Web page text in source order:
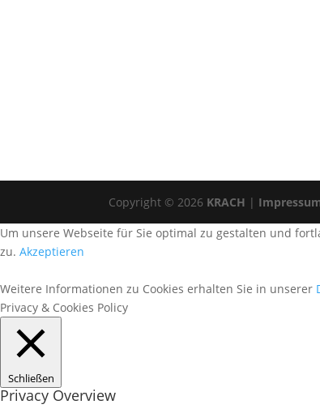
Copyright © 2026 KRACH |
Um unsere Webseite für Sie optimal zu gestalten und
zu. Akzeptieren
Weitere Informationen zu Cookies erhalten Sie in unserer
Privacy & Cookies Policy
Schließen
Privacy Overview